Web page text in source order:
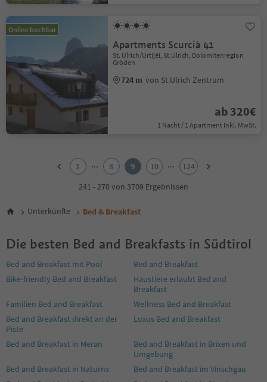
Online buchbar
Apartments Scurcià 41
St. Ulrich/Urtijëi, St.Ulrich, Dolomitenregion
Gröden
724 m von St.Ulrich Zentrum
ab 320€
1 Nacht / 1 Apartment Inkl. MwSt.
6
9
11
12
14
15
16
17
19
20
1 ... 8 9 10 ...
124
241 - 270 von 3709 Ergebnissen
Unterkünfte Bed & Breakfast
Die besten Bed and Breakfasts in Südtirol
Bed and Breakfast mit Pool
Bed and Breakfast
Bike-friendly Bed and Breakfast
Haustiere erlaubt Bed and
Breakfast
Familien Bed and Breakfast
Wellness Bed and Breakfast
Bed and Breakfast direkt an der
Piste
Luxus Bed and Breakfast
Bed and Breakfast in Meran
Bed and Breakfast in Brixen und
Umgebung
Bed and Breakfast in Naturns
Bed and Breakfast im Vinschgau